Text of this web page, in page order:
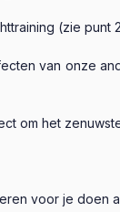
(zie punt
van onze
om het
voor je